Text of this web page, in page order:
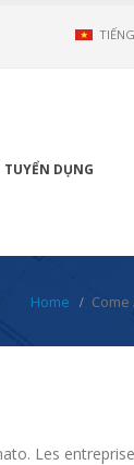
TUYỂN DỤNG
Home Come
Les